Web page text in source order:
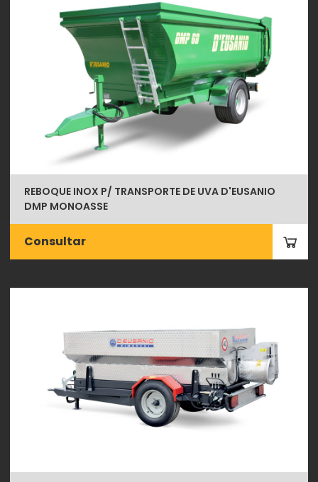
REBOQUE INOX P/ TRANSPORTE DE UVA D'EUSANIO
DMP MONOASSE
Consultar